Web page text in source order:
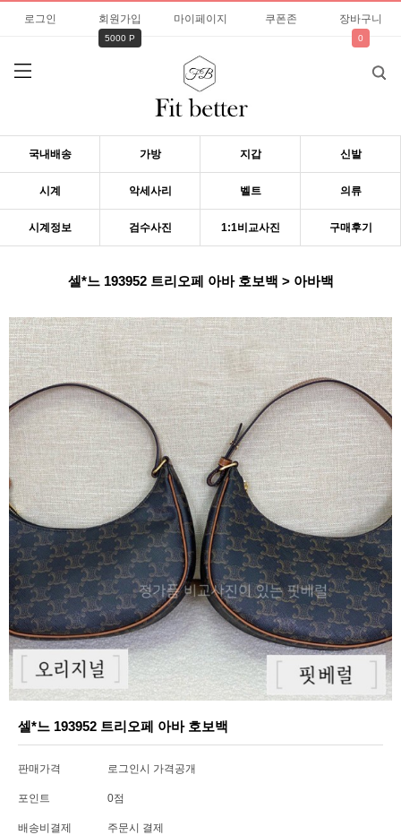
로그인 회원가입
5000 P
마이페이지 쿠폰존 장바구니
0
국내배송 가방 지갑 신발
시계 악세사리 벨트 의류
시계정보 검수사진 1:1비교사진 구매후기
셀*느 193952 트리오페 아바 호보백 > 아바백
셀*느 193952 트리오페 아바 호보백
판매가격 로그인시 가격공개
포인트 0점
배송비결제 주문시 결제